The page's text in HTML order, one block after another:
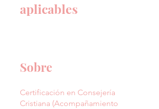
aplicables
Sobre
Certificación en Consejería
Cristiana (Acompañamiento